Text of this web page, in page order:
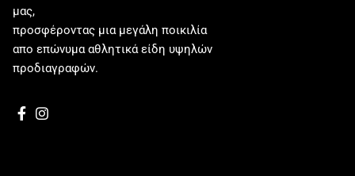
μας,
προσφέροντας μια μεγάλη ποικιλία
απο επώνυμα αθλητικά είδη υψηλών
προδιαγραφών.